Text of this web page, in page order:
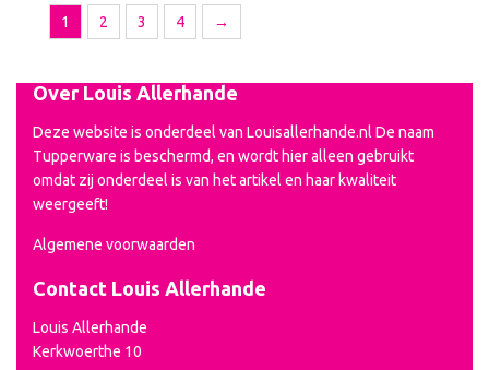
1 2 3 4 →
Over Louis Allerhande
Deze website is onderdeel van Louisallerhande.nl De naam
Tupperware is beschermd, en wordt hier alleen gebruikt
omdat zij onderdeel is van het artikel en haar kwaliteit
weergeeft!
Algemene voorwaarden
Contact Louis Allerhande
Louis Allerhande
Kerkwoerthe 10